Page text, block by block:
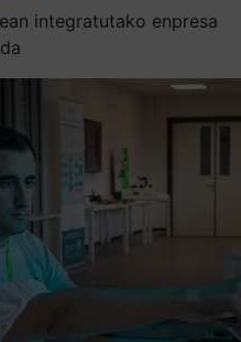
integratutako enpresa